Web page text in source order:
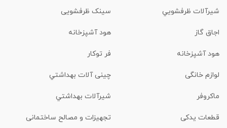
شیرآلات ظرفشويي سینک ظرفشویی
اجاق گاز هود آشپزخانه
هود آشپزخانه فر توکار
لوازم خانگی چینی آلات بهداشتي
ماكروفر شیرآلات بهداشتي
قطعات یدکی تجهیزات و مصالح ساختمانی